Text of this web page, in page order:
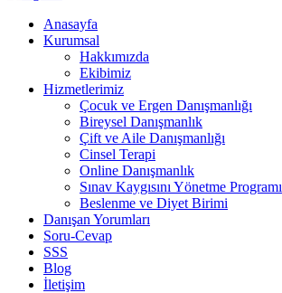
Anasayfa
Kurumsal
Hakkımızda
Ekibimiz
Hizmetlerimiz
Çocuk ve Ergen Danışmanlığı
Bireysel Danışmanlık
Çift ve Aile Danışmanlığı
Cinsel Terapi
Online Danışmanlık
Sınav Kaygısını Yönetme Programı
Beslenme ve Diyet Birimi
Danışan Yorumları
Soru-Cevap
SSS
Blog
İletişim